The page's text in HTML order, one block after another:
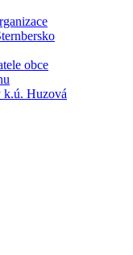
obce
k.ú. Huzová